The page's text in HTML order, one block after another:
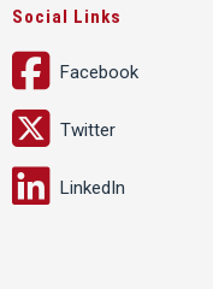
Social Links
Facebook
Twitter
LinkedIn